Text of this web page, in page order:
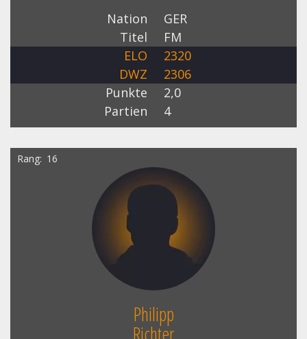
Nation
GER
Titel
FM
ELO
2320
DWZ
2306
Punkte
2,0
Partien
4
Rang 16
Philipp